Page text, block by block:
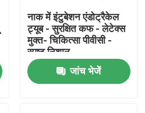
नाक में इंटुबेशन एंडोट्रैकेल
ट्यूब - सुरक्षित कफ - लेटेक्स
मुक्त- चिकित्सा पीवीसी -
स्पष्ट निशान
जांच भेजें